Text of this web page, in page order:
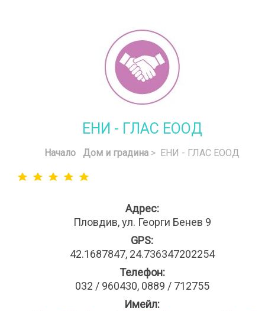
ЕНИ - ГЛАС ЕООД
Начало Дом и градина > ЕНИ - ГЛАС ЕООД
Адрес:
Пловдив, ул. Георги Бенев 9
GPS:
42.1687847, 24.736347202254
Телефон:
032 / 960430, 0889 / 712755
Имейл: